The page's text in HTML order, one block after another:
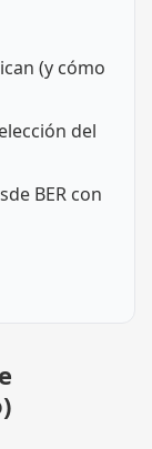
(y cómo
del
BER con